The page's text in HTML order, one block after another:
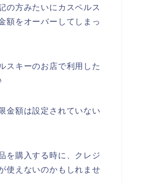
の方みたいにカスペルス
額をオーバーしてしまっ
スキーのお店で利用した
金額は設定されていない
を購入する時に、クレジ
使えないのかもしれませ